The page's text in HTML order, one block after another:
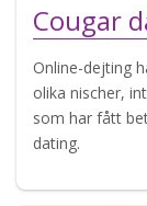
Cougar
Online-dejting
olika nischer,
som har fått
dating.